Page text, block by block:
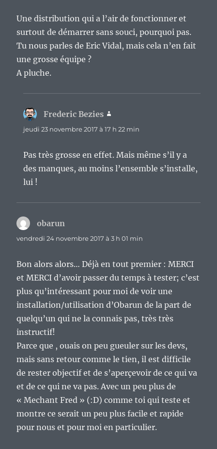
Une distribution qui a l’air de fonctionner et
surtout de démarrer sans souci, pourquoi pas.
Tu nous parles de Eric Vidal, mais cela n’en fait
une grosse équipe ?
A pluche.
Frederic Bezies
jeudi 23 novembre 2017 à 17 h 22 min
Pas très grosse en effet. Mais même s’il y a
des manques, au moins l’ensemble s’installe,
lui !
obarun
vendredi 24 novembre 2017 à 3 h 01 min
Bon alors alors… Déjà en tout premier : MERCI
et MERCI d’avoir passer du temps à tester; c’est
plus qu’intéressant pour moi de voir une
installation/utilisation d’Obarun de la part de
quelqu’un qui ne la connais pas, très très
instructif!
Parce que , ouais on peu gueuler sur les devs,
mais sans retour comme le tien, il est difficile
de rester objectif et de s’aperçevoir de ce qui va
et de ce qui ne va pas. Avec un peu plus de
« Mechant Fred » (:D) comme toi qui teste et
montre ce serait un peu plus facile et rapide
pour nous et pour moi en particulier.